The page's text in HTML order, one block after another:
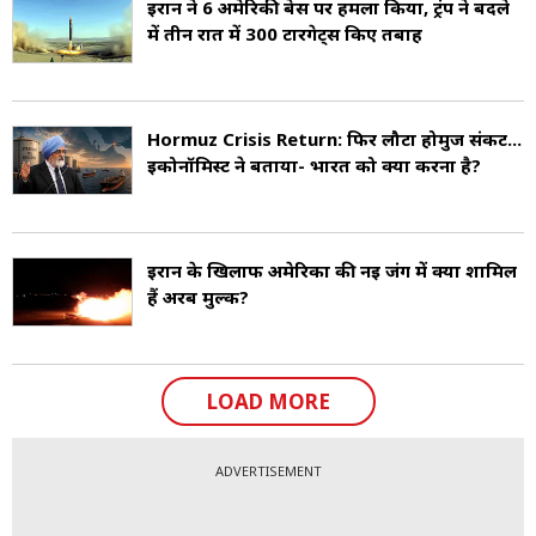
ईरान ने 6 अमेरिकी बेस पर हमला किया, ट्रंप ने बदले
में तीन रात में 300 टारगेट्स किए तबाह
Hormuz Crisis Return: फिर लौटा होर्मुज संकट...
इकोनॉमिस्ट ने बताया- भारत को क्या करना है?
ईरान के खिलाफ अमेरिका की नई जंग में क्या शामिल
हैं अरब मुल्क?
LOAD MORE
ADVERTISEMENT